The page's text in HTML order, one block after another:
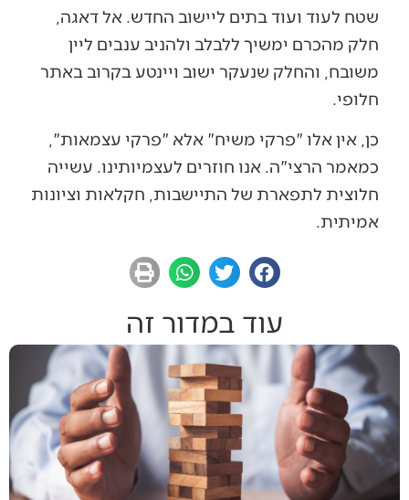
שטח לעוד ועוד בתים ליישוב החדש. אל דאגה,
חלק מהכרם ימשיך ללבלב ולהניב ענבים ליין
משובח, והחלק שנעקר ישוב ויינטע בקרוב באתר
חלופי.
כן, אין אלו "פרקי משיח" אלא "פרקי עצמאות",
כמאמר הרצי"ה. אנו חוזרים לעצמיותינו. עשייה
חלוצית לתפארת של התיישבות, חקלאות וציונות
אמיתית.
עוד במדור זה